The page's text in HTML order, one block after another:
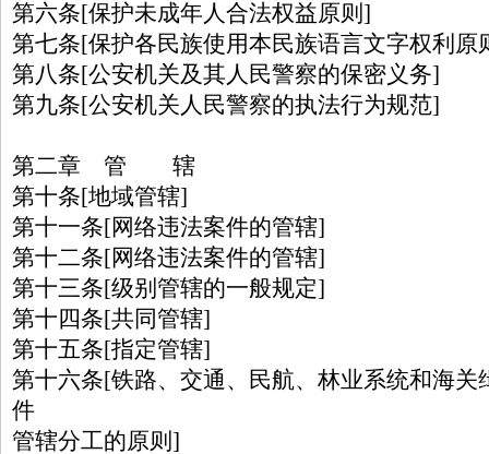
第六条[保护未成年人合法权益原则]
第七条[保护各民族使用本民族语言文字权利原
第八条[公安机关及其人民警察的保密义务]
第九条[公安机关人民警察的执法行为规范]
第二章 管 辖
第十条[地域管辖]
第十一条[网络违法案件的管辖]
第十二条[网络违法案件的管辖]
第十三条[级别管辖的一般规定]
第十四条[共同管辖]
第十五条[指定管辖]
第十六条[铁路、交通、民航、林业系统和海关
件
管辖分工的原则]